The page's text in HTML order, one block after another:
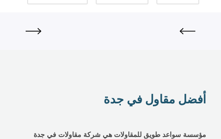
أفضل مقاول في جدة
مؤسسة سواعد طويق للمقاولات هي شركة مقاولات في جدة